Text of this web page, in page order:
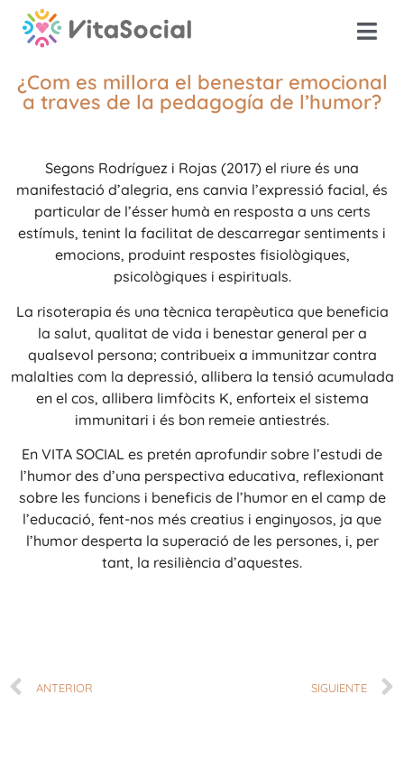
¿Com es millora el benestar emocional
a traves de la pedagogía de l’humor?
Segons Rodríguez i Rojas (2017) el riure és una
manifestació d’alegria, ens canvia l’expressió facial, és
particular de l’ésser humà en resposta a uns certs
estímuls, tenint la facilitat de descarregar sentiments i
emocions, produint respostes fisiològiques,
psicològiques i espirituals.
La risoterapia és una tècnica terapèutica que beneficia
la salut, qualitat de vida i benestar general per a
qualsevol persona; contribueix a immunitzar contra
malalties com la depressió, allibera la tensió acumulada
en el cos, allibera limfòcits K, enforteix el sistema
immunitari i és bon remeie antiestrés.
En VITA SOCIAL es pretén aprofundir sobre l’estudi de
l’humor des d’una perspectiva educativa, reflexionant
sobre les funcions i beneficis de l’humor en el camp de
l’educació, fent-nos més creatius i enginyosos, ja que
l’humor desperta la superació de les persones, i, per
tant, la resiliència d’aquestes.
ANTERIOR SIGUIENTE